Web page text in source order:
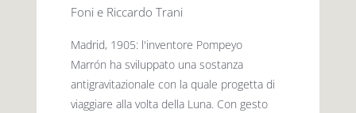
Foni e Riccardo Trani
Madrid, 1905: l'inventore Pompeyo
Marrón ha sviluppato una sostanza
antigravitazionale con la quale progetta di
viaggiare alla volta della Luna. Con gesto